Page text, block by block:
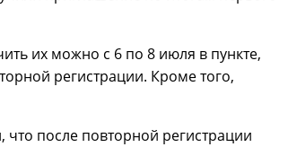
их можно с 6 по 8 июля в пункте,
регистрации. Кроме того,
после повторной регистрации